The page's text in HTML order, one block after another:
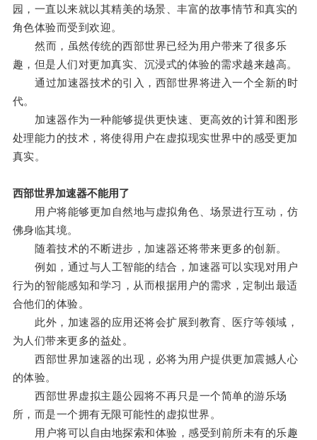
园，一直以来就以其精美的场景、丰富的故事情节和真实的
角色体验而受到欢迎。
然而，虽然传统的西部世界已经为用户带来了很多乐
趣，但是人们对更加真实、沉浸式的体验的需求越来越高。
通过加速器技术的引入，西部世界将进入一个全新的时
代。
加速器作为一种能够提供更快速、更高效的计算和图形
处理能力的技术，将使得用户在虚拟现实世界中的感受更加
真实。
西部世界加速器不能用了
用户将能够更加自然地与虚拟角色、场景进行互动，仿
佛身临其境。
随着技术的不断进步，加速器还将带来更多的创新。
例如，通过与人工智能的结合，加速器可以实现对用户
行为的智能感知和学习，从而根据用户的需求，定制出最适
合他们的体验。
此外，加速器的应用还将会扩展到教育、医疗等领域，
为人们带来更多的益处。
西部世界加速器的出现，必将为用户提供更加震撼人心
的体验。
西部世界虚拟主题公园将不再只是一个简单的游乐场
所，而是一个拥有无限可能性的虚拟世界。
用户将可以自由地探索和体验，感受到前所未有的乐趣